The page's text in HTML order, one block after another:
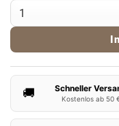
ZAZO Liquid - Zitrone-
🚚 Schneller
Kostenlos ab 50